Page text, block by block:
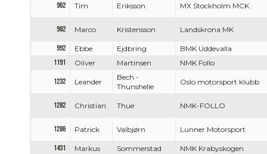
962 Tim Eriksson MX Stockholm MCK
982 Marco Kristensson Landskrona MK
992 Ebbe Ejdbring
BMK Uddevalla
1191
Oliver Martinsen NMK Follo
1232 Leander
Bech -
Thunshelle
Oslo motorsport klubb
1282 Christian Thue NMK-FOLLO
1286 Patrick Valbjørn Lunner Motorsport
1431 Markus Sommerstad NMK Krabyskogen